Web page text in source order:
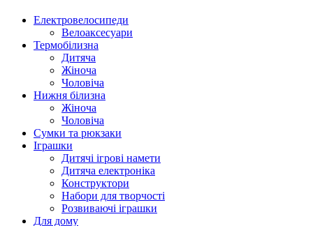
Електровелосипеди
Велоаксесуари
Термобілизна
Дитяча
Жіноча
Чоловіча
Нижня білизна
Жіноча
Чоловіча
Сумки та рюкзаки
Іграшки
Дитячі ігрові намети
Дитяча електроніка
Конструктори
Набори для творчості
Розвиваючі іграшки
Для дому